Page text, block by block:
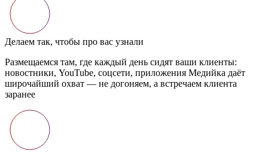
Делаем так, чтобы про вас узнали
Размещаемся там, где каждый день сидят ваши клиенты:
новостники, YouTube, соцсети, приложения Медийка даёт
широчайший охват — не догоняем, а встречаем клиента
заранее